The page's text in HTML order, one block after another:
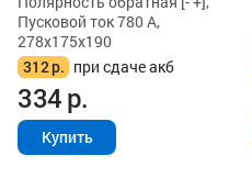
Пусковой ток 780 А,
278x175x190
312р. при сдаче акб
334р.
Купить